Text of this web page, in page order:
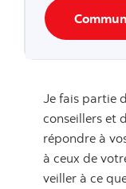
Je fais partie
conseillers et
répondre à
à ceux de
veiller à ce